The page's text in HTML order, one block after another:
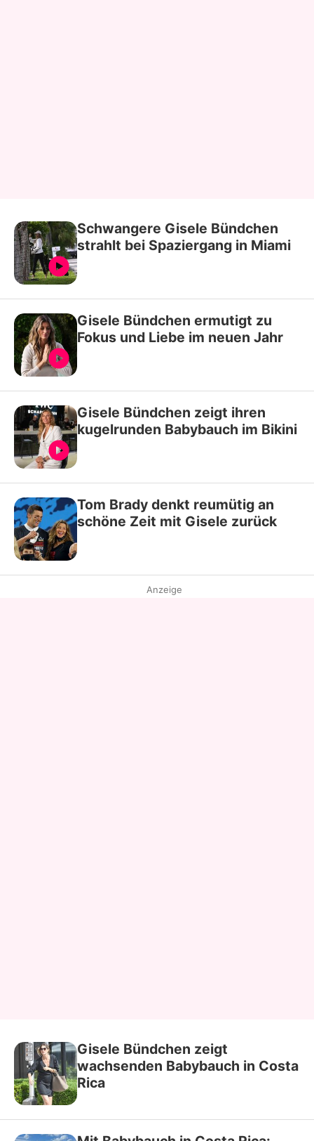
Schwangere Gisele Bündchen
strahlt bei Spaziergang in Miami
Gisele Bündchen ermutigt zu
Fokus und Liebe im neuen Jahr
Gisele Bündchen zeigt ihren
kugelrunden Babybauch im Bikini
Tom Brady denkt reumütig an
schöne Zeit mit Gisele zurück
Anzeige
Gisele Bündchen zeigt
wachsenden Babybauch in Costa
Rica